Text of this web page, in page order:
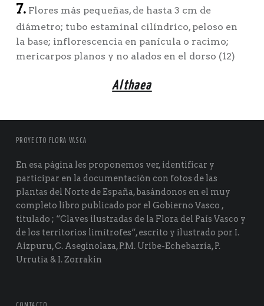
7.Flores más pequeñas, de hasta 3 cm de
diámetro; tubo estaminal cilíndrico, peloso en
la base; inflorescencia en panícula o racimo;
mericarpos planos y no alados en el dorso (12)
Althaea
PROYECTO FLORA VASCA
En esa página les proponemos ver, identificar y
participar en la documentación con fotos de las
plantas del Norte de España, basándonos en el muy
completo libro publicado por el Gobierno Vasco ,
titulado ; “Claves ilustradas de la Flora del País Vasco y
de los territorios limítrofes“, escrito y ilustrado por I.
Aizpuru, C. Aseginolaza, P.M. Uribe-Echebarría, P.
Urrutia & I. Zorrakin